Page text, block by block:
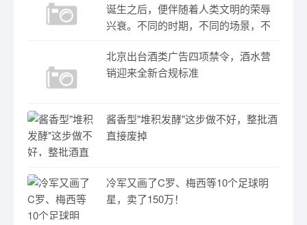
诞生之后，便伴随着人类文明的荣辱
兴衰。不同的时期，不同的场景，不
北京出台酒类广告四项禁令，酒水营
销迎来全新合规标准
酱香型"堆积发酵"这步做不好，整批酒
直接废掉
冷军又画了C罗、梅西等10个足球明
星，卖了150万！